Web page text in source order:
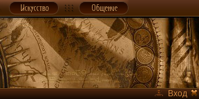
Вход